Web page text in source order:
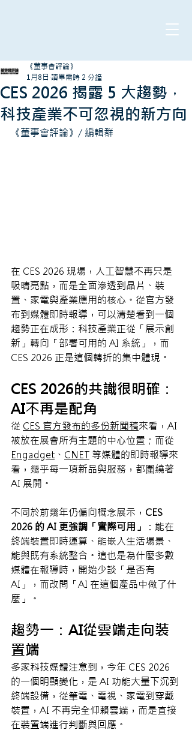
CES 2026 揭露 5 大趨勢，
科技產業不可忽視的新方向
《董事會評論》
1月8日 讀畢需時 2 分鐘
《董事會評論》/ 編輯群
在 CES 2026 現場，人工智慧不再只是
吸睛亮點，而是全面滲透到晶片、裝
置、家電與產業應用的核心。從官方發
布到媒體即時報導，可以清楚看到一個
趨勢正在成形：科技產業正從「展示創
新」轉向「部署可用的 AI 系統」，而
CES 2026 正是這個轉折的集中體現。
CES 2026的共識很明確：
AI不再是配角
從 CES 官方發布的多份新聞稿來看，AI
被放在展會所有主題的中心位置；而從
Engadget 、 CNET 等媒體的即時報導來
看，幾乎每一項新品與服務，都圍繞著
AI 展開。
不同於前幾年仍偏向概念展示， CES
2026 的 AI 更強調「實際可用」
：能在
終端裝置即時運算、能嵌入生活場景、
能與既有系統整合。這也是為什麼多數
媒體在報導時，開始少談「是否有
AI」，而改問「AI 在這個產品中做了什
麼」。
趨勢一：AI從雲端走向裝
置端
多家科技媒體注意到，今年 CES 2026
的一個明顯變化，是 AI 功能大量下沉到
終端設備，從筆電、電視、家電到穿戴
裝置，AI 不再完全仰賴雲端，而是直接
在裝置端進行判斷與回應。